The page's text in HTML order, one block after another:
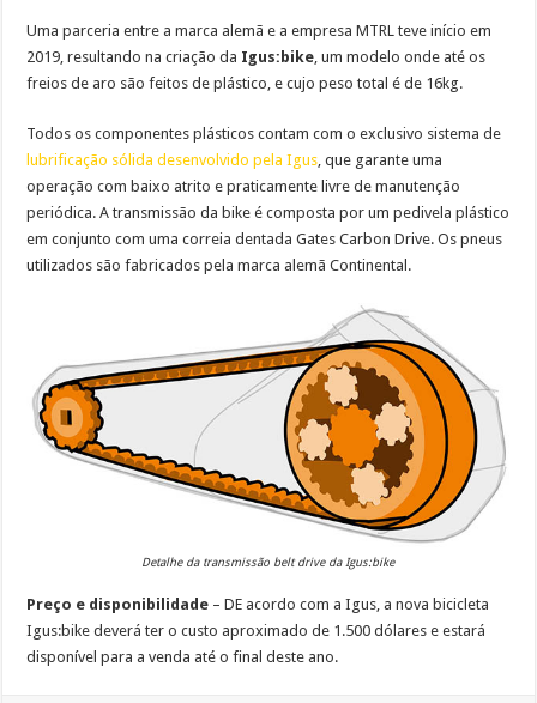
Uma parceria entre a marca alemã e a empresa MTRL teve início em
2019, resultando na criação da Igus:bike, um modelo onde até os
freios de aro são feitos de plástico, e cujo peso total é de 16kg.
Todos os componentes plásticos contam com o exclusivo sistema de
lubrificação sólida desenvolvido pela Igus, que garante uma
operação com baixo atrito e praticamente livre de manutenção
periódica. A transmissão da bike é composta por um pedivela plástico
em conjunto com uma correia dentada Gates Carbon Drive. Os pneus
utilizados são fabricados pela marca alemã Continental.
Detalhe da transmissão belt drive da Igus:bike
Preço e disponibilidade – DE acordo com a Igus, a nova bicicleta
Igus:bike deverá ter o custo aproximado de 1.500 dólares e estará
disponível para a venda até o final deste ano.